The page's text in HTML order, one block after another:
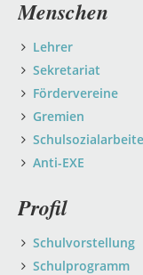
Navigation
Menschen
Lehrer
Sekretariat
Fördervereine
Gremien
Anti-EXE
Profil
Schulvorstellung
Schulprogramm